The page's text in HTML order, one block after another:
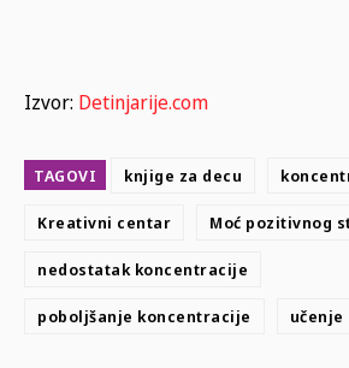
Izvor: Detinjarije.com
TAGOVI knjige za decu
Kreativni centar Moć pozitivnog
nedostatak koncentracije
poboljšanje koncentracije učenje